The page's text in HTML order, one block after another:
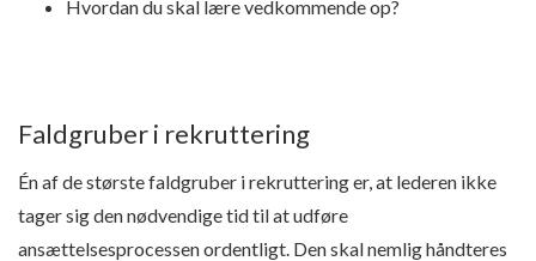
Hvordan du skal lære vedkommende op?
Faldgruber i rekruttering
Én af de største faldgruber i rekruttering er, at lederen ikke
tager sig den nødvendige tid til at udføre
ansættelsesprocessen ordentligt. Den skal nemlig håndteres